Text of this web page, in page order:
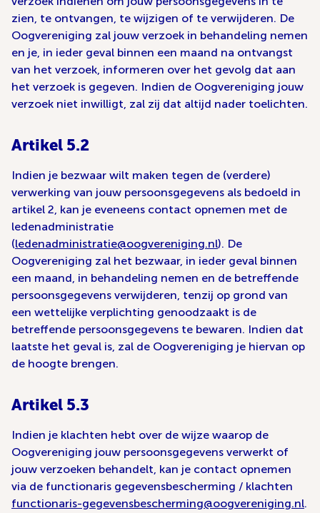
zien, te ontvangen, te wijzigen of te verwijderen. De
Oogvereniging zal jouw verzoek in behandeling nemen
en je, in ieder geval binnen een maand na ontvangst
van het verzoek, informeren over het gevolg dat aan
het verzoek is gegeven. Indien de Oogvereniging jouw
verzoek niet inwilligt, zal zij dat altijd nader toelichten.
Artikel 5.2
Indien je bezwaar wilt maken tegen de (verdere)
verwerking van jouw persoonsgegevens als bedoeld in
artikel 2, kan je eveneens contact opnemen met de
ledenadministratie
(ledenadministratie@oogvereniging.nl). De
Oogvereniging zal het bezwaar, in ieder geval binnen
een maand, in behandeling nemen en de betreffende
persoonsgegevens verwijderen, tenzij op grond van
een wettelijke verplichting genoodzaakt is de
betreffende persoonsgegevens te bewaren. Indien dat
laatste het geval is, zal de Oogvereniging je hiervan op
de hoogte brengen.
Artikel 5.3
Indien je klachten hebt over de wijze waarop de
Oogvereniging jouw persoonsgegevens verwerkt of
jouw verzoeken behandelt, kan je contact opnemen
via de functionaris gegevensbescherming / klachten
functionaris-gegevensbescherming@oogvereniging.nl.